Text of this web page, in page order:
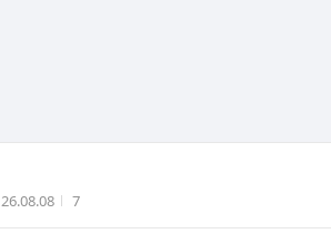
작성시간
26.08.08 조회수
7